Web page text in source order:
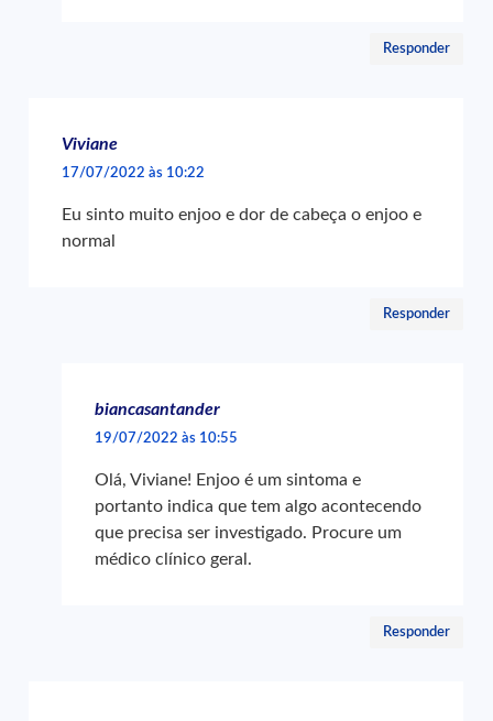
Responder
Viviane
17/07/2022 às 10:22
Eu sinto muito enjoo e dor de cabeça o enjoo e
normal
Responder
biancasantander
19/07/2022 às 10:55
Olá, Viviane! Enjoo é um sintoma e
portanto indica que tem algo acontecendo
que precisa ser investigado. Procure um
médico clínico geral.
Responder